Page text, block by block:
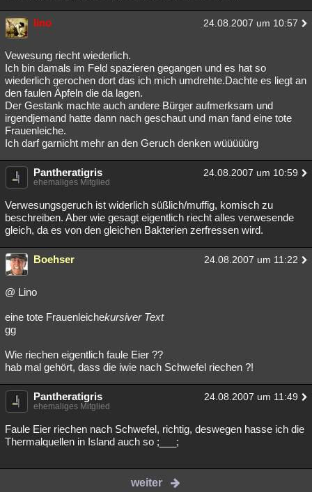
lino 24.08.2007 um 10:57
Vewesung riecht wiederlich.
Ich bin damals im Feld spazieren gegangen und es hat so
wiederlich gerochen dort das ich mich umdrehte.Dachte es liegt an
den faulen Äpfeln die da lagen.
Der Gestank machte auch andere Bürger aufmerksam und
irgendjemand hatte dann nach geschaut und man fand eine tote
Frauenleiche.
Ich darf garnicht mehr an den Geruch denken wüüüüürg
Pantheratigris 24.08.2007 um 10:59
ehemaliges Mitglied
Verwesungsgeruch ist widerlich süßlich/muffig, komisch zu
beschreiben. Aber wie gesagt eigentlich riecht alles verwesende
gleich, da es von den gleichen Bakterien zerfressen wird.
Boehser 24.08.2007 um 11:22
@ Lino
eine tote Frauenleichekursiver Text
gg
Wie riechen eigentlich faule Eier ??
hab mal gehört, dass die iwie nach Schwefel riechen ?!
Pantheratigris 24.08.2007 um 11:49
ehemaliges Mitglied
Faule Eier riechen nach Schwefel, richtig, deswegen hasse ich die
Thermalquellen in Island auch so ;___;
weiter